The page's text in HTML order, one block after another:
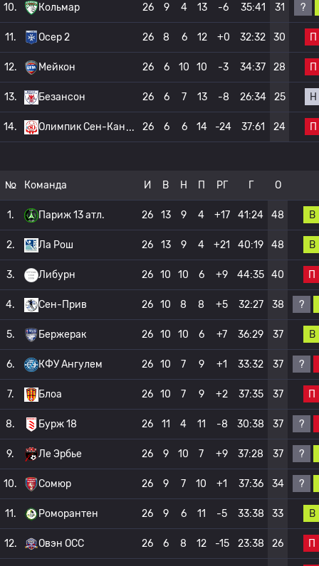
10. Кольмар 26 9 4 13 -6 35:41 31 ?
11. Осер 2 26 8 6 12 +0 32:32 30 П
12. Мейкон 26 6 10 10 -3 34:37 28 П
13. Безансон 26 6 7 13 -8 26:34 25 Н
14. Олимпик Сен-Кан 26 6 6 14 -24 37:61 24 П
№ Команда И В Н П РГ Г О
1. Париж 13 атл. 26 13 9 4 +17 41:24 48 В
2. Ла Рош 26 13 9 4 +21 40:19 48 В
3. Либурн 26 10 10 6 +9 44:35 40 П
4. Сен-Прив 26 10 8 8 +5 32:27 38 ?
5. Бержерак 26 10 10 6 +7 36:29 37 В
6. КФУ Ангулем 26 10 7 9 +1 33:32 37 ?
7. Блоа 26 10 7 9 +2 37:35 37 П
8. Бурж 18 26 11 4 11 -8 30:38 37 ?
9. Ле Эрбье 26 9 10 7 +9 37:28 37 ?
10. Сомюр 26 9 7 10 +1 37:36 34 ?
11. Роморантен 26 9 6 11 -5 33:38 33 В
12. Овэн ОСС 26 6 8 12 -15 23:38 26 П